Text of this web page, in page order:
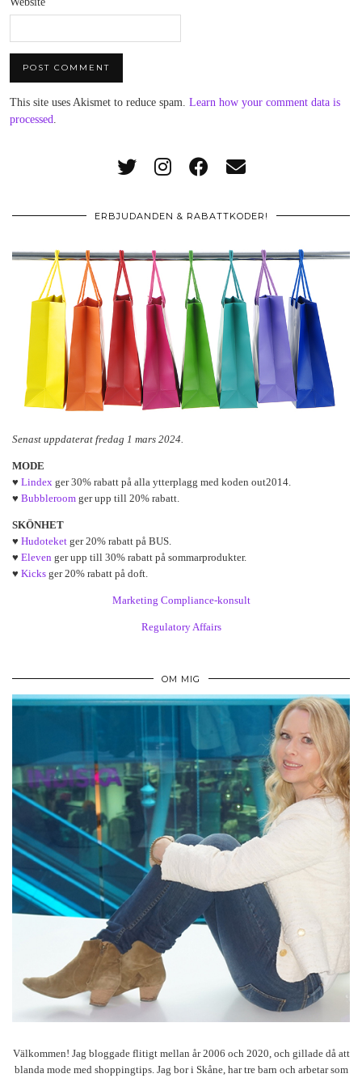
This site uses Akismet to reduce spam. Learn how your comment data is
processed.
ERBJUDANDEN & RABATTKODER!
Senast uppdaterat fredag 1 mars 2024.
MODE
♥ Lindex ger 30% rabatt på alla ytterplagg med koden out2014.
♥ Bubbleroom ger upp till 20% rabatt.
SKÖNHET
♥ Hudoteket ger 20% rabatt på BUS.
♥ Eleven ger upp till 30% rabatt på sommarprodukter.
♥ Kicks ger 20% rabatt på doft.
Marketing Compliance-konsult
Regulatory Affairs
OM MIG
Välkommen! Jag bloggade flitigt mellan år 2006 och 2020, och gillade då att
blanda mode med shoppingtips. Jag bor i Skåne, har tre barn och arbetar som